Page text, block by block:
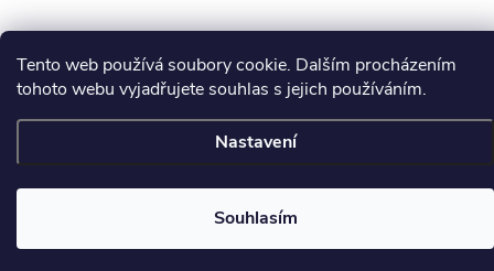
Tento web používá soubory cookie. Dalším procházením
tohoto webu vyjadřujete souhlas s jejich používáním.
Nastavení
Souhlasím